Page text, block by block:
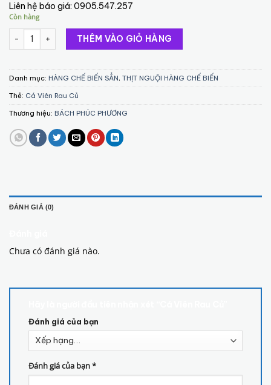
Liên hệ báo giá: 0905.547.257
Còn hàng
Cá Viên Rau Củ số lượngTHÊM VÀO GIỎ HÀNG
Danh mục: HÀNG CHẾ BIẾN SẲN, THỊT NGUỘI HÀNG CHẾ BIẾN
Thẻ: Cá Viên Rau Củ
Thương hiệu: BÁCH PHÚC PHƯƠNG
ĐÁNH GIÁ (0)
Chưa có đánh giá nào.
Đánh giá của bạn
Đánh giá của bạn*